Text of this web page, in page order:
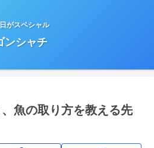
がスペシャル
ンシャチ
魚の取り方を教える先